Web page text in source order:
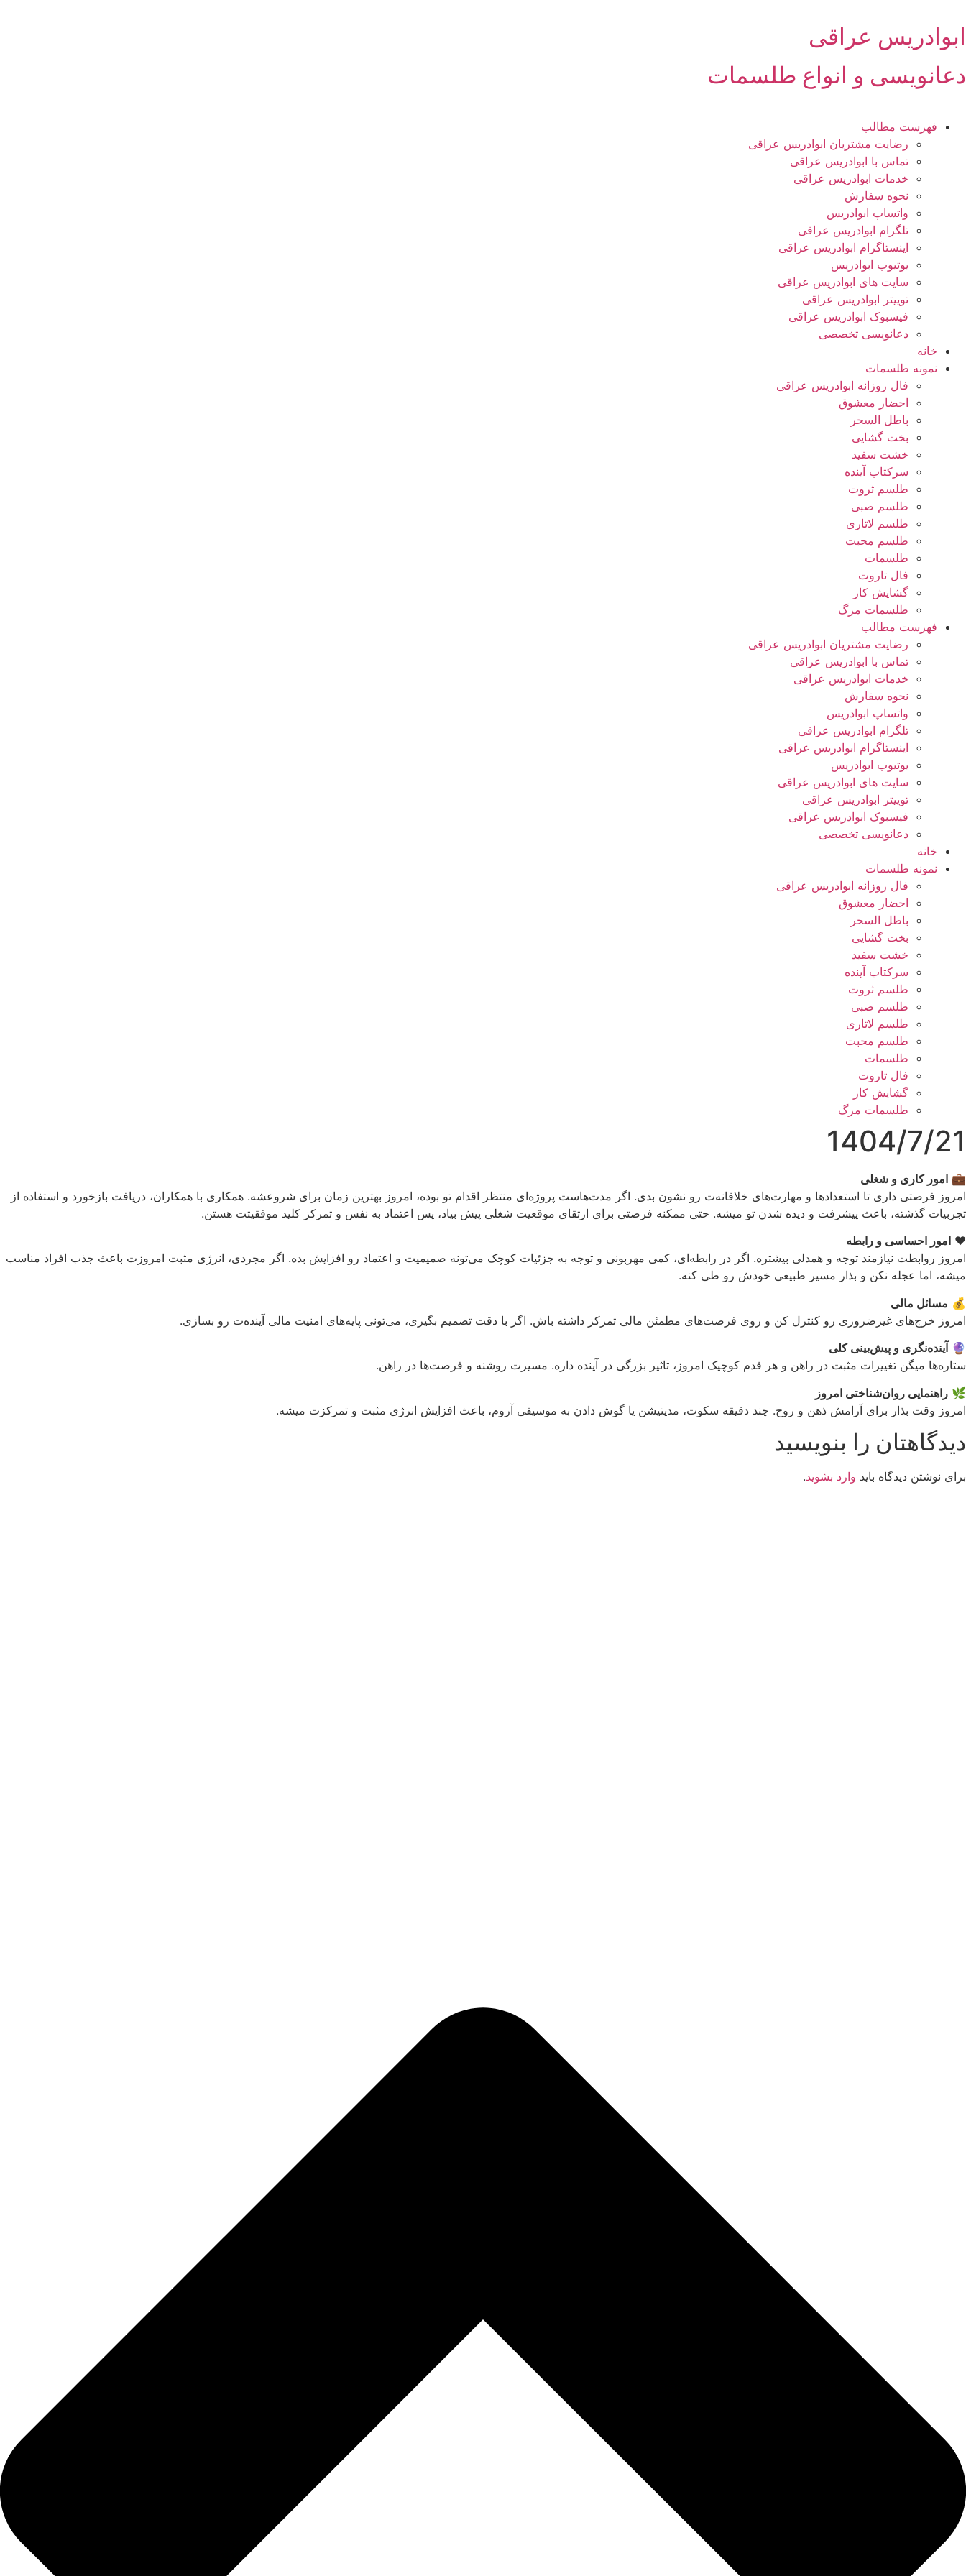
به
محتوا
ابوادریس عراقی
دعانویسی و انواع طلسمات
فهرست مطالب
رضایت مشتریان ابوادریس عراقی
تماس با ابوادریس عراقی
خدمات ابوادریس عراقی
نحوه سفارش
واتساپ ابوادریس
تلگرام ابوادریس عراقی
اینستاگرام ابوادریس عراقی
یوتیوب ابوادریس
سایت های ابوادریس عراقی
توییتر ابوادریس عراقی
فیسبوک ابوادریس عراقی
دعانویسی تخصصی
خانه
نمونه طلسمات
فال روزانه ابوادریس عراقی
احضار معشوق
باطل السحر
بخت گشایی
خشت سفید
سرکتاب آینده
طلسم ثروت
طلسم صبی
طلسم لاتاری
طلسم محبت
طلسمات
فال تاروت
گشایش کار
طلسمات مرگ
فهرست مطالب
رضایت مشتریان ابوادریس عراقی
تماس با ابوادریس عراقی
خدمات ابوادریس عراقی
نحوه سفارش
واتساپ ابوادریس
تلگرام ابوادریس عراقی
اینستاگرام ابوادریس عراقی
یوتیوب ابوادریس
سایت های ابوادریس عراقی
توییتر ابوادریس عراقی
فیسبوک ابوادریس عراقی
دعانویسی تخصصی
خانه
نمونه طلسمات
فال روزانه ابوادریس عراقی
احضار معشوق
باطل السحر
بخت گشایی
خشت سفید
سرکتاب آینده
طلسم ثروت
طلسم صبی
طلسم لاتاری
طلسم محبت
طلسمات
فال تاروت
گشایش کار
طلسمات مرگ
1404/7/21
💼 امور کاری و شغلی
امروز فرصتی داری تا استعدادها و مهارت‌های خلاقانه‌ت رو نشون بدی. اگر مدت‌هاست پروژه‌ای منتظر اقدام تو بوده، امروز بهترین زمان برای شروعشه. همکاری با همکاران، دریافت بازخورد و استفاده از
تجربیات گذشته، باعث پیشرفت و دیده شدن تو میشه. حتی ممکنه فرصتی برای ارتقای موقعیت شغلی پیش بیاد، پس اعتماد به نفس و تمرکز کلید موفقیتت هستن.
❤️ امور احساسی و رابطه
امروز روابطت نیازمند توجه و همدلی بیشتره. اگر در رابطه‌ای، کمی مهربونی و توجه به جزئیات کوچک می‌تونه صمیمیت و اعتماد رو افزایش بده. اگر مجردی، انرژی مثبت امروزت باعث جذب افراد مناسب
میشه، اما عجله نکن و بذار مسیر طبیعی خودش رو طی کنه.
💰 مسائل مالی
امروز خرج‌های غیرضروری رو کنترل کن و روی فرصت‌های مطمئن مالی تمرکز داشته باش. اگر با دقت تصمیم بگیری، می‌تونی پایه‌های امنیت مالی آینده‌ت رو بسازی.
🔮 آینده‌نگری و پیش‌بینی کلی
ستاره‌ها میگن تغییرات مثبت در راهن و هر قدم کوچیک امروز، تاثیر بزرگی در آینده داره. مسیرت روشنه و فرصت‌ها در راهن.
🌿 راهنمایی روان‌شناختی امروز
امروز وقت بذار برای آرامش ذهن و روح. چند دقیقه سکوت، مدیتیشن یا گوش دادن به موسیقی آروم، باعث افزایش انرژی مثبت و تمرکزت میشه.
دیدگاهتان را بنویسید
برای نوشتن دیدگاه باید وارد بشوید.